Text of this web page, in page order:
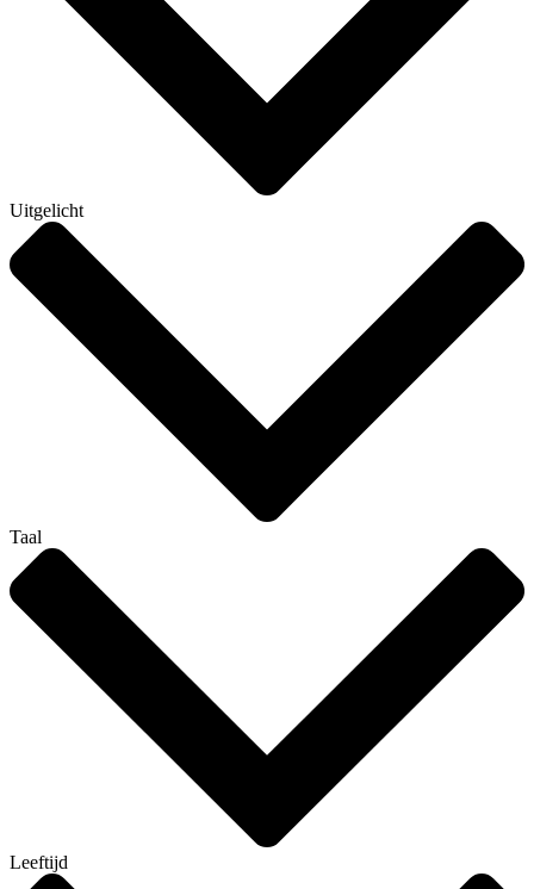
Uitgelicht
Taal
Leeftijd